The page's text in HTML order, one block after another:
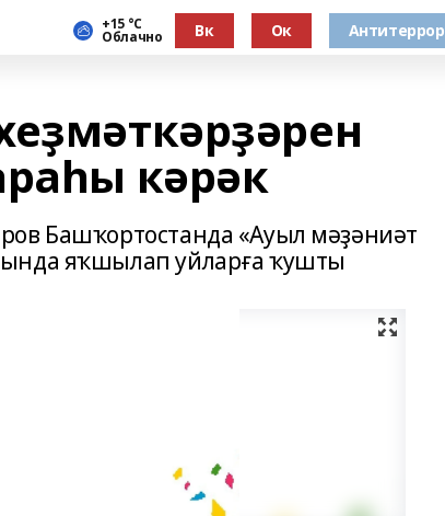
+15 °С
Облачно Вк Ок Антитеррор
кәрәк
Башҡортостанда «Ауыл мәҙәниәт
яҡшылап уйларға ҡушты